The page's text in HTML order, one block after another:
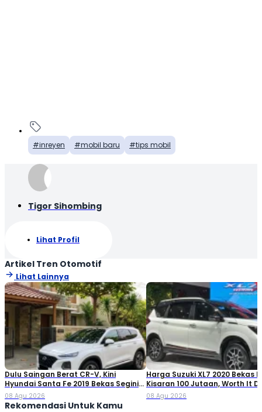
inreyen mobil baru tips mobil
Tigor Sihombing
Lihat Profil
Artikel Tren Otomotif
Lihat Lainnya
Dulu Saingan Berat CR-V, Kini
Hyundai Santa Fe 2019 Bekas Segini
Harganya
08 Agu 2026
Harga Suzuki XL7 2020 Bekas
Kisaran 100 Jutaan, Worth It
08 Agu 2026
Rekomendasi Untuk Kamu